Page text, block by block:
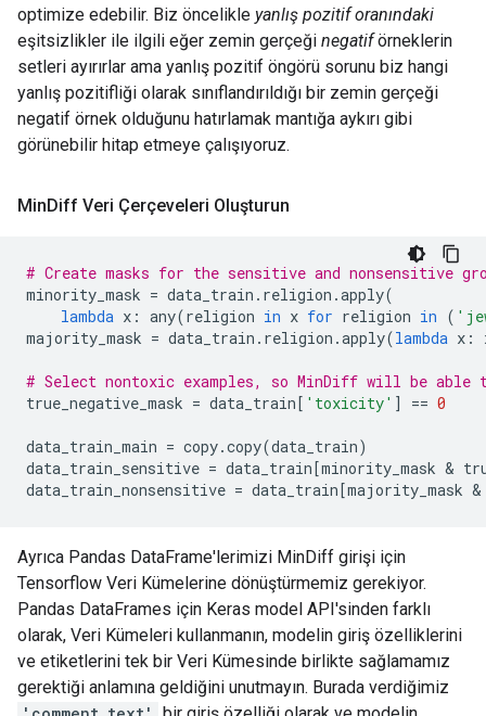
optimize edebilir. Biz öncelikle yanlış pozitif oranındaki
eşitsizlikler ile ilgili eğer zemin gerçeği negatiförneklerin
setleri ayırırlar ama yanlış pozitif öngörü sorunu biz hangi
yanlış pozitifliği olarak sınıflandırıldığı bir zemin gerçeği
negatif örnek olduğunu hatırlamak mantığa aykırı gibi
görünebilir hitap etmeye çalışıyoruz.
MinDiff Veri Çerçeveleri Oluşturun
# Create masks for the sensitive and nonsensitive
minority_mask = data_train . religion .apply(
lambda x : any(religion in x for religion in (
majority_mask = data_train . religion .apply(lambda x :
# Select nontoxic examples, so MinDiff will be able
true_negative_mask = data_train[ 'toxicity' ] == 0
data_train_main = copy.copy(data_train)
data_train_sensitive = data_train[minority_mask &
data_train_nonsensitive = data_train[majority_mask &
Ayrıca Pandas DataFrame'lerimizi MinDiff girişi için
Tensorflow Veri Kümelerine dönüştürmemiz gerekiyor.
Pandas DataFrames için Keras model API'sinden farklı
olarak, Veri Kümeleri kullanmanın, modelin giriş özelliklerini
ve etiketlerini tek bir Veri Kümesinde birlikte sağlamamız
gerektiği anlamına geldiğini unutmayın. Burada verdiğimiz